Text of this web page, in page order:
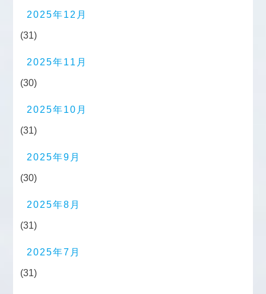
2025年12月
(31)
2025年11月
(30)
2025年10月
(31)
2025年9月
(30)
2025年8月
(31)
2025年7月
(31)